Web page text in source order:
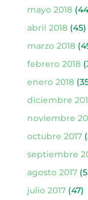
mayo 2018
abril 2018(45)
marzo 2018
febrero 2018
enero 2018
diciembre
noviembre
octubre 2017
septiembre
agosto 2017
julio 2017(47)